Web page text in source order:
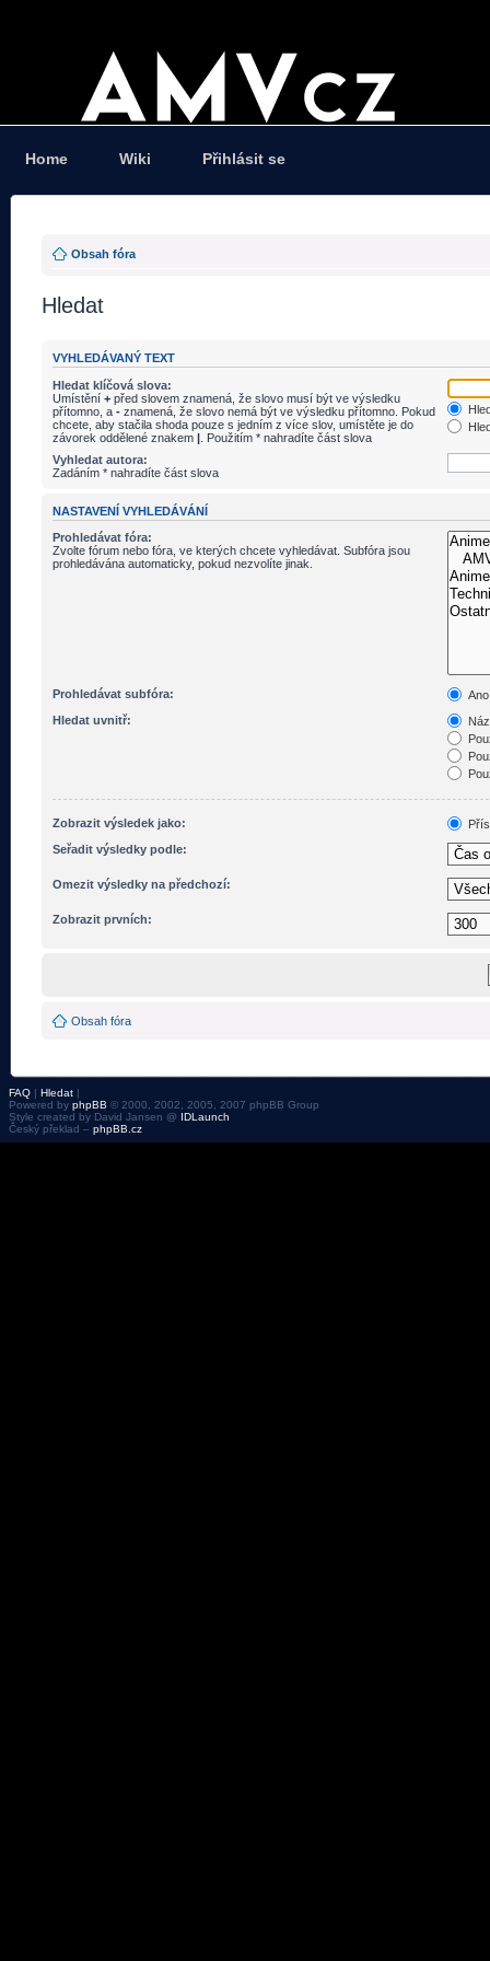
Home Wiki Přihlásit se
Obsah fóra
Hledat
VYHLEDÁVANÝ TEXT
Hledat klíčová slova:
Umístění + před slovem znamená, že slovo musí být ve výsledku
přítomno, a - znamená, že slovo nemá být ve výsledku přítomno. Pokud
chcete, aby stačila shoda pouze s jedním z více slov, umístěte je do
závorek oddělené znakem | . Použitím * nahradíte část slova
Vyhledat autora:
Zadáním * nahradíte část slova
NASTAVENÍ VYHLEDÁVÁNÍ
Prohledávat fóra:
Zvolte fórum nebo fóra, ve kterých chcete vyhledávat. Subfóra jsou
prohledávána automaticky, pokud nezvolíte jinak.
Prohledávat subfóra:
Ano
Hledat uvnitř:
Zobrazit výsledek jako:
Seřadit výsledky podle:
Omezit výsledky na předchozí:
Zobrazit prvních:
Obsah fóra
FAQ | Hledat |
Powered by phpBB © 2000, 2002, 2005, 2007 phpBB Group
Style created by David Jansen @ IDLaunch
Český překlad – phpBB.cz